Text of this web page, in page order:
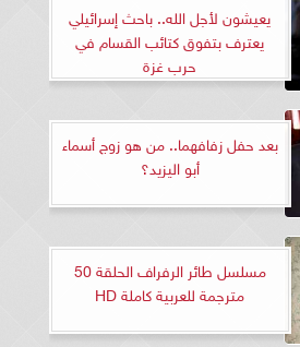
يعيشون لأجل الله.. باحث إسرائيلي
يعترف بتفوق كتائب القسام في
حرب غزة
بعد حفل زفافهما.. من هو زوج أسماء
أبو اليزيد؟
مسلسل طائر الرفراف الحلقة 50
مترجمة للعربية كاملة HD